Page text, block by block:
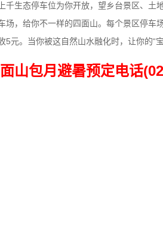
千生态停车位为你开放，望乡台景区、土
场，给你不一样的四面山。每个景区停车
5元。当你被这自然山水融化时，让你的“
山包月避暑预定电话